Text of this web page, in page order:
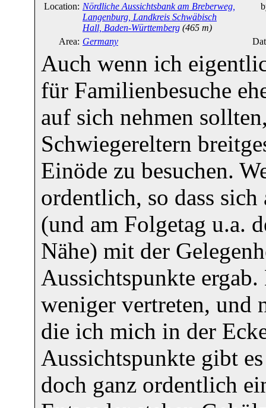
Location: Nördliche Aussichtsbank am Breberweg,
Langenburg, Landkreis Schwäbisch
Hall, Baden-Württemberg (465 m)
Area: Germany
Auch wenn ich
für Familienbesuche
auf sich nehmen
Schwiegereltern
Einöde zu besuchen.
ordentlich, so dass
(und am Folgetag u.a.
Nähe) mit der
Aussichtspunkte
weniger vertreten, und
die ich mich in der
Aussichtspunkte gibt
doch ganz ordentlich